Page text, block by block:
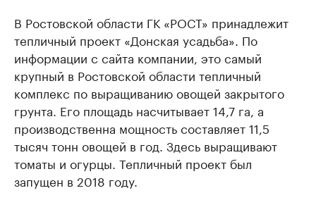
В Ростовской области ГК «РОСТ» принадлежит
тепличный проект «Донская усадьба». По
информации с сайта компании, это самый
крупный в Ростовской области тепличный
комплекс по выращиванию овощей закрытого
грунта. Его площадь насчитывает 14,7 га, а
производственна мощность составляет 11,5
тысяч тонн овощей в год. Здесь выращивают
томаты и огурцы. Тепличный проект был
запущен в 2018 году.